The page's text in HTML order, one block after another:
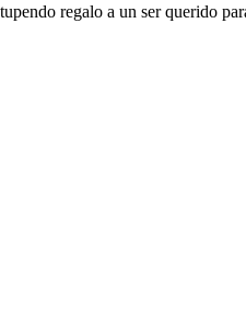
regalo a un ser querido